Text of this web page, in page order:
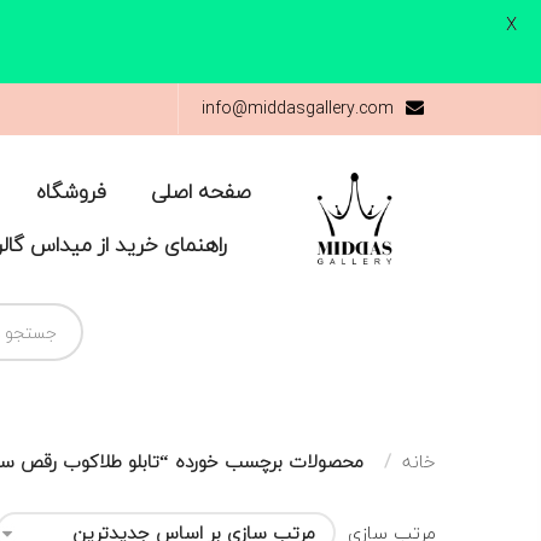
info@middasgallery.com
صفحه اصلی فروشگاه
راهنمای خرید از میداس
خانه محصولات برچسب خورده “تابلو طلاکوب رقص
مرتب سازی
X